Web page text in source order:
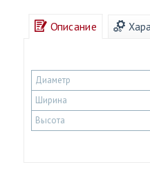
Описание
Диаметр
Ширина
Высота